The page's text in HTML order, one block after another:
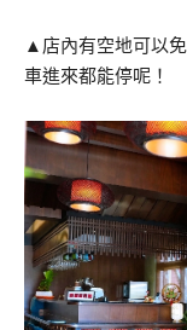
▲店內有空地可以
車進來都能停呢！